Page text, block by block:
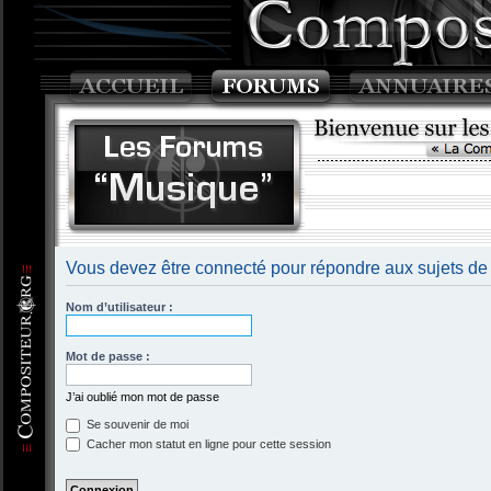
Vous devez être connecté pour répondre aux sujets de
Nom d’utilisateur :
Mot de passe :
J’ai oublié mon mot de passe
Se souvenir de moi
Cacher mon statut en ligne pour cette session